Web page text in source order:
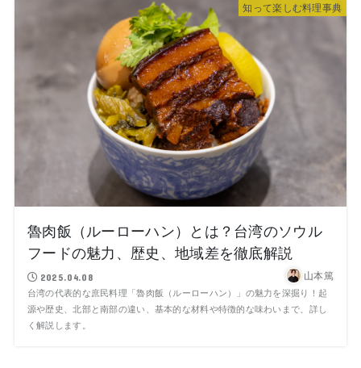
知って楽しむ料理事典
魯肉飯（ルーローハン）とは？台湾のソウル
フードの魅力、歴史、地域差を徹底解説
2025.04.08 山本篤
台湾の代表的な庶民料理「魯肉飯（ルーローハン）」の魅力を深掘り！起
源や歴史、北部と南部の違い、基本的な材料や特徴的な味わいまで、詳し
く解説します。